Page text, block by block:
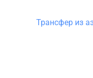
Трансфер из